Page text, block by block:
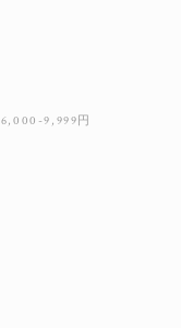
6,000-9,999円